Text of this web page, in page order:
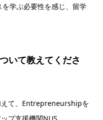
学ぶ必要性を感じ、留学
いて教えてくださ
えて、Entrepreneurshipを